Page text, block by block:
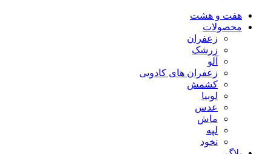
هفت و هشت
محصولات
زعفران
زرشک
آلو
زعفران های کادویی
کشمش
لوبیا
عدس
ماش
لپه
نخود